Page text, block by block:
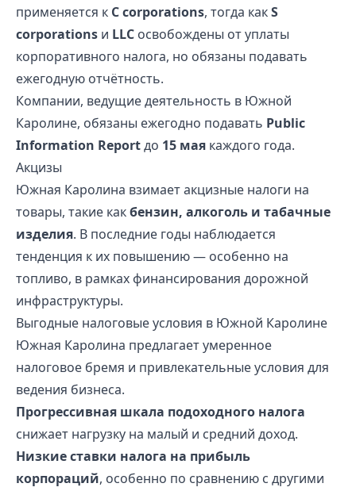
применяется к C corporations, тогда какS
corporations и LLC освобождены от уплаты
корпоративного налога, но обязаны подавать
ежегодную отчётность.
Компании, ведущие деятельность в Южной
Каролине, обязаны ежегодно подавать Public
Information Reportдо 15 мая каждого года.
Акцизы
Южная Каролина взимает акцизные налоги на
товары, такие какбензин, алкоголь и табачные
изделия. В последние годы наблюдается
тенденция к их повышению — особенно на
топливо, в рамках финансирования дорожной
инфраструктуры.
Выгодные налоговые условия в Южной Каролине
Южная Каролина предлагает умеренное
налоговое бремя и привлекательные условия для
ведения бизнеса.
Прогрессивная шкала подоходного налога
снижает нагрузку на малый и средний доход.
Низкие ставки налога на прибыль
корпораций, особенно по сравнению с другими